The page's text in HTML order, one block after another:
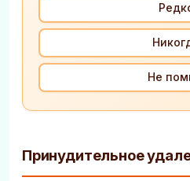
Не
Принудительное